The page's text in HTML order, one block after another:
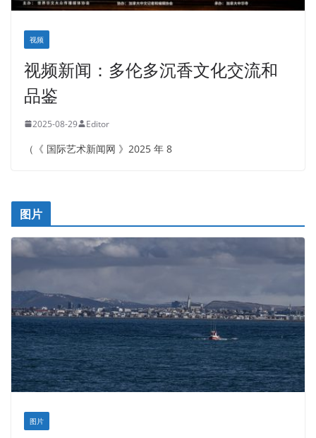
视频
视频新闻：多伦多沉香文化交流和
品鉴
2025-08-29 Editor
（《 国际艺术新闻网 》2025 年 8
图片
图片